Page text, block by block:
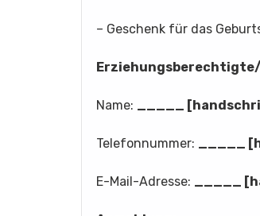
– Geschenk für das
Name: _____
Telefonnummer: _____
E-Mail-Adresse: _____